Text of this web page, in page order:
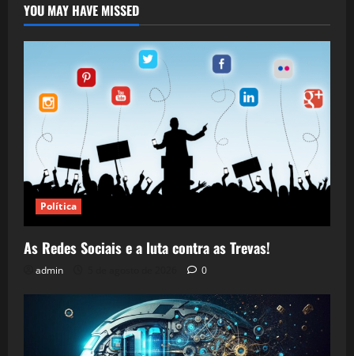
YOU MAY HAVE MISSED
Política
As Redes Sociais e a luta contra as Trevas!
admin 0